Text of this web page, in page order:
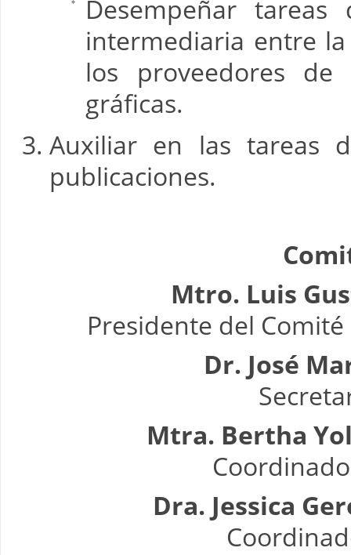
Desempeñar
intermediaria entre
los proveedores
gráficas.
Auxiliar en las tareas
publicaciones.
Mtro. Luis
Presidente del
Dr. José
Mtra. Bertha
Dra. Jessica